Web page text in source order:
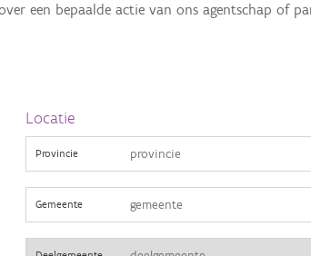
een bepaalde actie van ons agentschap of
Locatie
Provincie
Gemeente